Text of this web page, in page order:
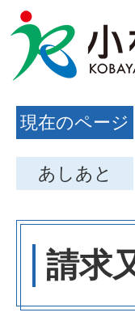
現在のページ
あしあと
請求